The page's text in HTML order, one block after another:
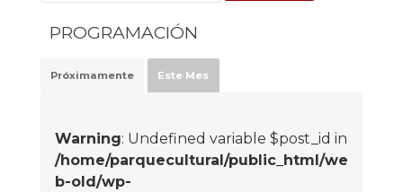
PROGRAMACIÓN
Próximamente Este Mes
Warning: Undefined variable $post_id in
/home/parquecultural/public_html/we
b-old/wp-